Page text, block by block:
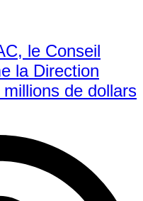
le Conseil
la Direction
de dollars